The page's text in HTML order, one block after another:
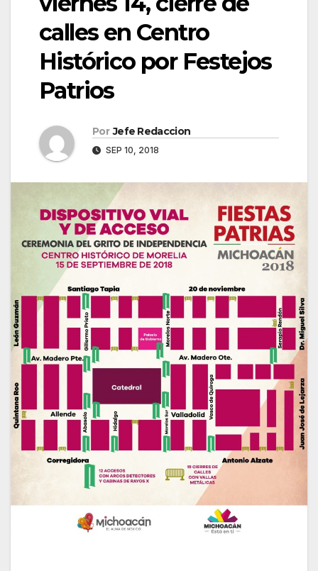
calles en Centro
Histórico por Festejos
Patrios
Por Jefe Redaccion
SEP 10, 2018